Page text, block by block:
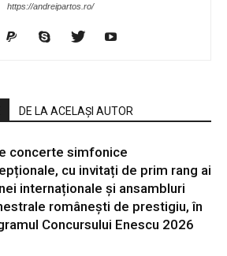
https://andreipartos.ro/
DE LA ACELAȘI AUTOR
concerte simfonice
cu invitați de prim rang ai
internaționale și ansambluri
românești de prestigiu, în
Concursului Enescu 2026